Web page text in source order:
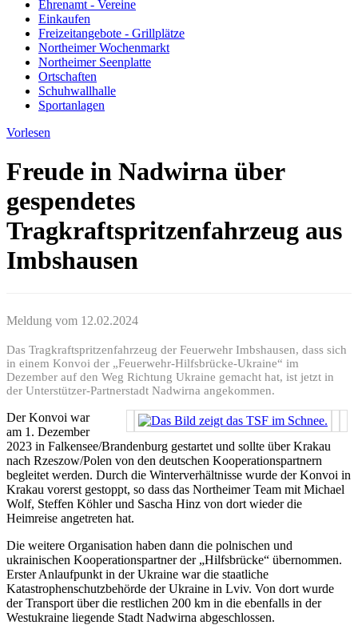
Ehrenamt - Vereine
Einkaufen
Freizeitangebote - Grillplätze
Northeimer Wochenmarkt
Northeimer Seenplatte
Ortschaften
Schuhwallhalle
Sportanlagen
Vorlesen
Freude in Nadwirna über
gespendetes
Tragkraftspritzenfahrzeug aus
Imbshausen
Meldung vom 12.02.2024
Das Tragkraftspritzenfahrzeug der Feuerwehr Imbshausen, dass sich
in einem Konvoi der „Feuerwehr-Hilfsbrücke-Ukraine“ im
Dezember auf den Weg Richtung Ukraine gemacht hat, ist jetzt in
der Unterstützer-Partnerstadt Nadwirna angekommen.
Der Konvoi war
am 1. Dezember
2023 in Falkensee/Brandenburg gestartet und sollte über Krakau
nach Rzeszow/Polen von den deutschen Kooperationspartnern
begleitet werden. Durch die Winterverhältnisse wurde der Konvoi in
Krakau vorerst gestoppt, so dass das Northeimer Team mit Michael
Wolf, Steffen Köhler und Sascha Hinz von dort wieder die
Heimreise angetreten hat.
Die weitere Organisation haben dann die polnischen und
ukrainischen Kooperationspartner der „Hilfsbrücke“ übernommen.
Erster Anlaufpunkt in der Ukraine war die staatliche
Katastrophenschutzbehörde der Ukraine in Lviv. Von dort wurde
der Transport über die restlichen 200 km in die ebenfalls in der
Westukraine liegende Stadt Nadwirna abgeschlossen.